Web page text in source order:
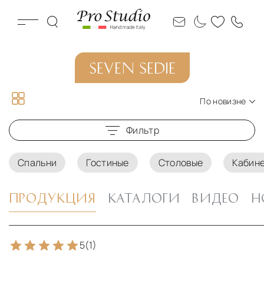
SEVEN SEDIE
По новизне
По новизне
По цене по возрастанию
По цене по убыванию
Фильтр
Спальни Гостиные Столовые
ПРОДУКЦИЯ КАТАЛОГИ ВИДЕО
5(1)